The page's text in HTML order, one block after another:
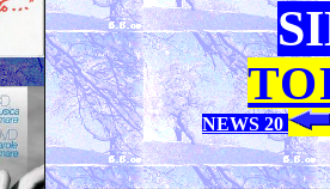
NEWS 20